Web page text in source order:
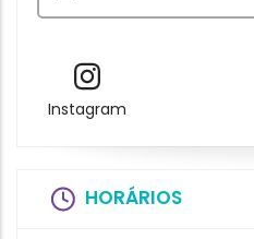
Instagram
HORÁRIOS